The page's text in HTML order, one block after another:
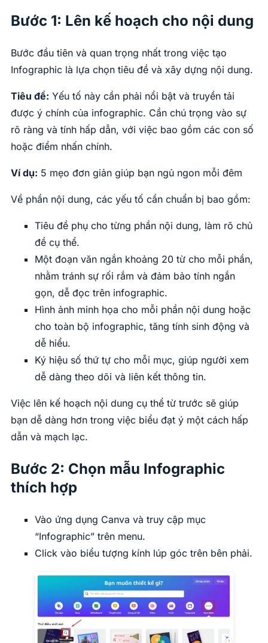
Bước 1: Lên kế hoạch cho nội dung
Bước đầu tiên và quan trọng nhất trong việc tạo
Infographic là lựa chọn tiêu đề và xây dựng nội dung.
Tiêu đề: Yếu tố này cần phải nổi bật và truyền tải
được ý chính của infographic. Cần chú trọng vào sự
rõ ràng và tính hấp dẫn, với việc bao gồm các con số
hoặc điểm nhấn chính.
Ví dụ: 5 mẹo đơn giản giúp bạn ngủ ngon mỗi đêm
Về phần nội dung, các yếu tố cần chuẩn bị bao gồm:
Tiêu đề phụ cho từng phần nội dung, làm rõ chủ
đề cụ thể.
Một đoạn văn ngắn khoảng 20 từ cho mỗi phần,
nhằm tránh sự rối rắm và đảm bảo tính ngắn
gọn, dễ đọc trên infographic.
Hình ảnh minh họa cho mỗi phần nội dung hoặc
cho toàn bộ infographic, tăng tính sinh động và
dễ hiểu.
Ký hiệu số thứ tự cho mỗi mục, giúp người xem
dễ dàng theo dõi và liên kết thông tin.
Việc lên kế hoạch nội dung cụ thể từ trước sẽ giúp
bạn dễ dàng hơn trong việc biểu đạt ý một cách hấp
dẫn và mạch lạc.
Bước 2: Chọn mẫu Infographic
thích hợp
Vào ứng dụng Canva và truy cập mục
“Infographic” trên menu.
Click vào biểu tượng kính lúp góc trên bên phải.